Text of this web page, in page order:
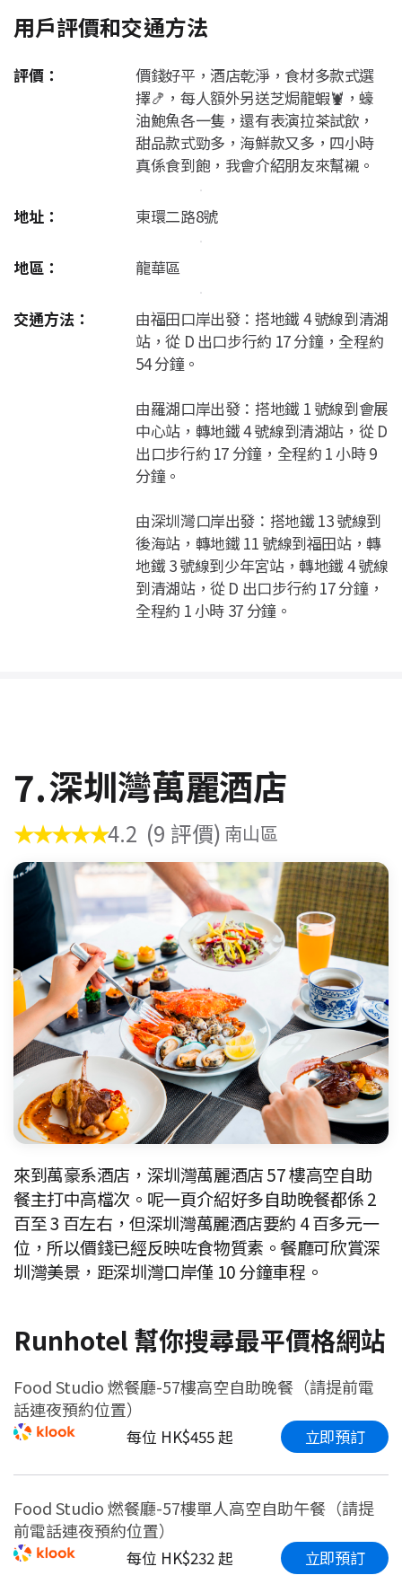
用戶評價和交通方法
評價：
價錢好平，酒店乾淨，食材多款式選
擇🍤，每人額外另送芝焗龍蝦🦞，蠔
油鮑魚各一隻，還有表演拉茶試飲，
甜品款式勁多，海鮮款又多，四小時
真係食到飽，我會介紹朋友來幫襯。
地址： 東環二路8號
地區： 龍華區
交通方法：
由福田口岸出發：搭地鐵 4 號線到清湖
站，從 D 出口步行約 17 分鐘，全程約
54 分鐘。
由羅湖口岸出發：搭地鐵 1 號線到會展
中心站，轉地鐵 4 號線到清湖站，從 D
出口步行約 17 分鐘，全程約 1 小時 9
分鐘。
由深圳灣口岸出發：搭地鐵 13 號線到
後海站，轉地鐵 11 號線到福田站，轉
地鐵 3 號線到少年宮站，轉地鐵 4 號線
到清湖站，從 D 出口步行約 17 分鐘，
全程約 1 小時 37 分鐘。
7.深圳灣萬麗酒店
★★★★★4.2 (9 評價) 南山區
來到萬豪系酒店，深圳灣萬麗酒店 57 樓高空自助
餐主打中高檔次。呢一頁介紹好多自助晚餐都係 2
百至 3 百左右，但深圳灣萬麗酒店要約 4 百多元一
位，所以價錢已經反映咗食物質素。餐廳可欣賞深
圳灣美景，距深圳灣口岸僅 10 分鐘車程。
Runhotel 幫你搜尋最平價格網站
Food Studio 燃餐廳-57樓高空自助晚餐（請提前電
話連夜預約位置）
每位 HK$455 起 立即預訂
Food Studio 燃餐廳-57樓單人高空自助午餐（請提
前電話連夜預約位置）
每位 HK$232 起 立即預訂